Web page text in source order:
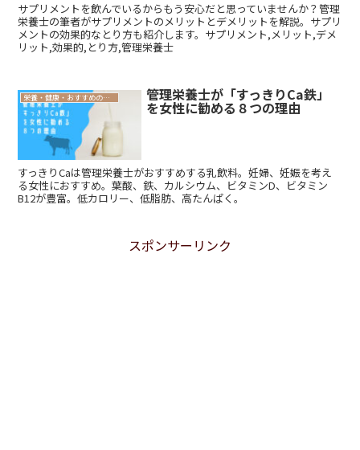
サプリメントを飲んでいるからもう安心だと思っていませんか？管理
栄養士の筆者がサプリメントのメリットとデメリットを解説。サプリ
メントの効果的なとり方も紹介します。サプリメント,メリット,デメ
リット,効果的,とり方,管理栄養士
栄養・健康・おすすめの食べ物・その他 管理栄養士が「すっきりCa鉄」
を女性に勧める８つの理由
すっきりCaは管理栄養士がおすすめする乳飲料。妊婦、妊娠を考え
る女性におすすめ。葉酸、鉄、カルシウム、ビタミンD、ビタミン
B12が豊富。低カロリー、低脂肪、高たんぱく。
スポンサーリンク